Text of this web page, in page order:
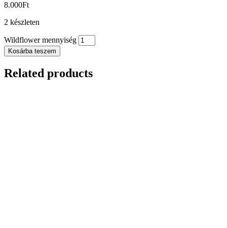
8.000Ft
2 készleten
Wildflower mennyiség
Kosárba teszem
Related products